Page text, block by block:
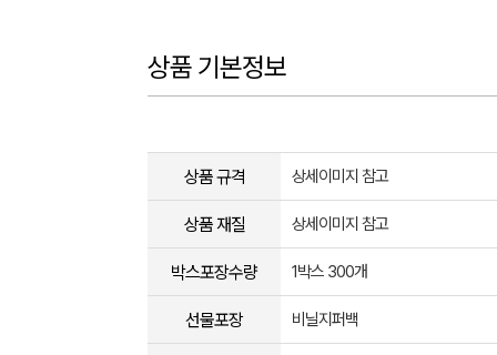
상품 기본정보
상품 규격 상세이미지 참고
상품 재질 상세이미지 참고
박스포장수량 1박스 300개
선물포장 비닐지퍼백